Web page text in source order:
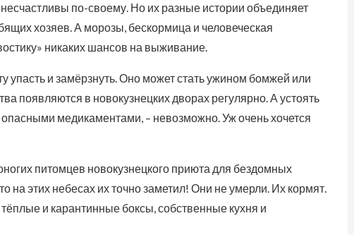
по-своему. Но их разные истории объединяет
хозяев. А морозы, бескормица и человеческая
никаких шансов на выживание.
и замёрзнуть. Оно может стать ужином бомжей или
появляются в новокузнецких дворах регулярно. А устоять
медикаментами, – невозможно. Уж очень хочется
питомцев новокузнецкого приюта для бездомных
на этих небесах их точно заметил! Они не умерли. Их кормят.
и карантинные боксы, собственные кухня и